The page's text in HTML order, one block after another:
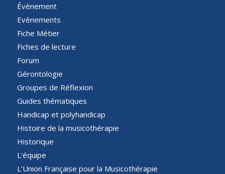
Évènement
Evènements
Fiche Métier
Fiches de lecture
Forum
Gérontologie
Groupes de Réflexion
Guides thématiques
Handicap et polyhandicap
Histoire de la musicothérapie
Historique
L’équipe
L’Union Française pour la Musicothérapie